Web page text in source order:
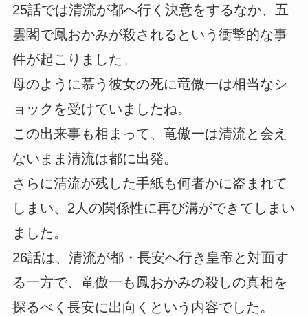
25話では清流が都へ行く決意をするなか、五
雲閣で鳳おかみが殺されるという衝撃的な事
件が起こりました。
母のように慕う彼女の死に竜傲一は相当なシ
ョックを受けていましたね。
この出来事も相まって、竜傲一は清流と会え
ないまま清流は都に出発。
さらに清流が残した手紙も何者かに盗まれて
しまい、2人の関係性に再び溝ができてしまい
ました。
26話は、清流が都・長安へ行き皇帝と対面す
る一方で、竜傲一も鳳おかみの殺しの真相を
探るべく長安に出向くという内容でした。